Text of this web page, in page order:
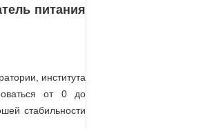
питания
института
от 0 до
стабильности